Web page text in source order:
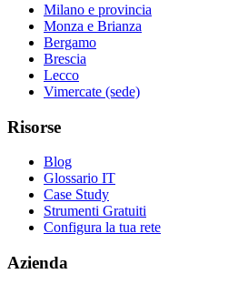
Milano e provincia
Monza e Brianza
Bergamo
Brescia
Lecco
Vimercate (sede)
Risorse
Blog
Glossario IT
Case Study
Strumenti Gratuiti
Configura la tua rete
Azienda